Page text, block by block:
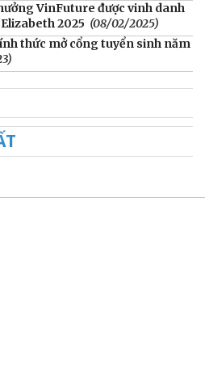
VinFuture được vinh danh
2025 (08/02/2025)
thức mở cổng tuyển sinh năm